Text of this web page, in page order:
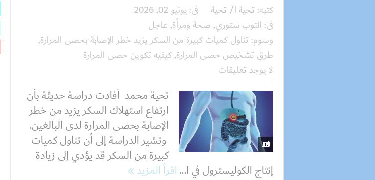
كتبه: تحية ا/ تحية فى: يونيو 02, 2026
فى: التوب ستوري, صحة ومرأة, عاجل
وسوم: تناول كميات كبيرة من السكر يزيد خطر الإصابة بحصى المرارة,
طرق تشخيص حصى المرارة,كيفيه تكوين حصى المرارة
لا يوجد تعليقات
تحية محمد أفادت دراسة حديثة بأن
ارتفاع استهلاك السكر يزيد من خطر
الإصابة بحصى المرارة لدى البالغين.
وتشير الدراسة إلى أن تناول كميات
كبيرة من السكر قد يؤدي إلى زيادة
إنتاج الكوليسترول في ا...اقرأ المزيد